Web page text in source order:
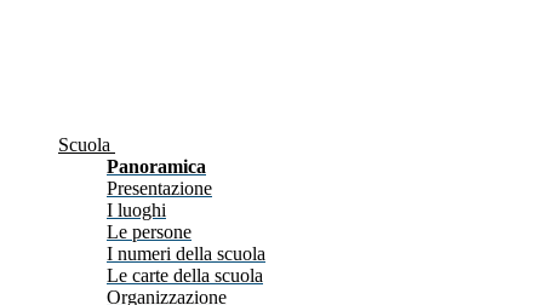
Scuola
Panoramica
Presentazione
I luoghi
Le persone
I numeri della scuola
Le carte della scuola
Organizzazione